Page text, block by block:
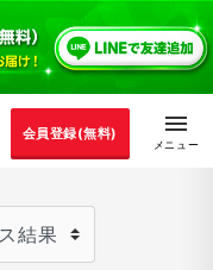
会員登録(無料)